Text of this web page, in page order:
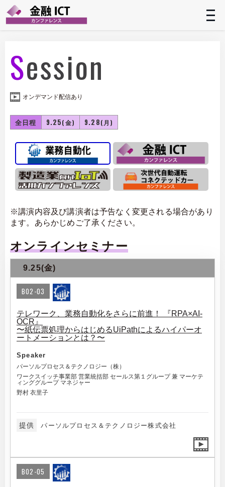
Session
全日程 9.25(金) 9.28(月)
オンデマンド配信あり
※講演内容及び講演者は予告なく変更される場合があり
ます。あらかじめご了承ください。
オンラインセミナー
9.25(金)
B02-03
テレワーク、業務自動化をさらに前進！ 『RPA×AI-
OCR』
〜紙伝票処理からはじめるUiPathによるハイパーオ
ートメーションとは？〜
Speaker
パーソルプロセス＆テクノロジー（株）
ワークスイッチ事業部 営業統括部 セールス第１グループ 兼 マーケテ
ィンググループ マネジャー
野村 衣里子
提供 パーソルプロセス＆テクノロジー株式会社
B02-05